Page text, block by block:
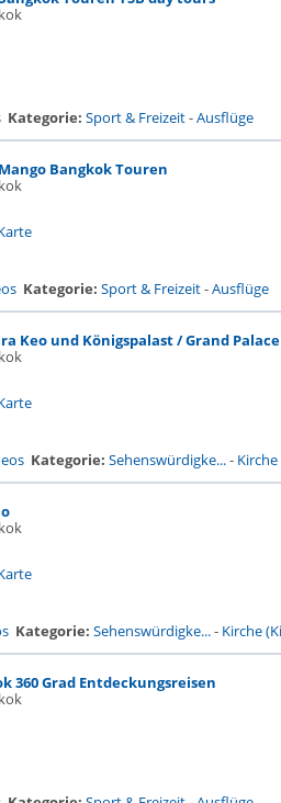
Kategorie: Sport & Freizeit-Ausflüge
Bangkok Touren
Kategorie: Sport & Freizeit-Ausflüge
Keo und Königspalast / Grand Palace
Kategorie: Sehenswürdigke...- Kirche
Kategorie: Sehenswürdigke...- Kirche
360 Grad Entdeckungsreisen